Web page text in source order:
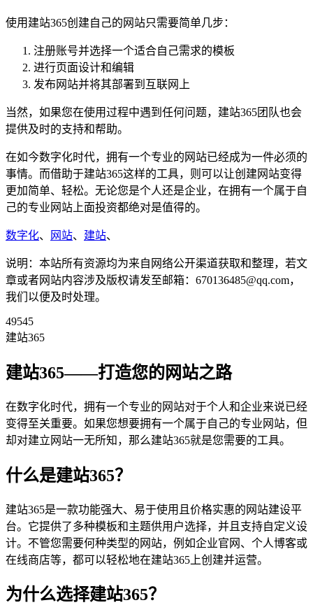
使用建站365创建自己的网站只需要简单几步：
注册账号并选择一个适合自己需求的模板
进行页面设计和编辑
发布网站并将其部署到互联网上
当然，如果您在使用过程中遇到任何问题，建站365团队也会
提供及时的支持和帮助。
在如今数字化时代，拥有一个专业的网站已经成为一件必须的
事情。而借助于建站365这样的工具，则可以让创建网站变得
更加简单、轻松。无论您是个人还是企业，在拥有一个属于自
己的专业网站上面投资都绝对是值得的。
数字化、 网站、 建站、
说明：本站所有资源均为来自网络公开渠道获取和整理，若文
章或者网站内容涉及版权请发至邮箱：670136485@qq.com，
我们以便及时处理。
49545
建站365
建站365——打造您的网站之路
在数字化时代，拥有一个专业的网站对于个人和企业来说已经
变得至关重要。如果您想要拥有一个属于自己的专业网站，但
却对建立网站一无所知，那么建站365就是您需要的工具。
什么是建站365？
建站365是一款功能强大、易于使用且价格实惠的网站建设平
台。它提供了多种模板和主题供用户选择，并且支持自定义设
计。不管您需要何种类型的网站，例如企业官网、个人博客或
在线商店等，都可以轻松地在建站365上创建并运营。
为什么选择建站365？